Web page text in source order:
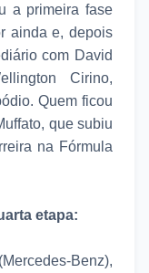
a primeira fase
ainda e, depois
com David
Cirino,
Quem ficou
que subiu
na Fórmula
etapa:
Benz),